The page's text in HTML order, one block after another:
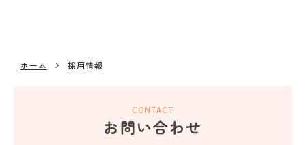
ホーム 採用情報
お問い合わせ